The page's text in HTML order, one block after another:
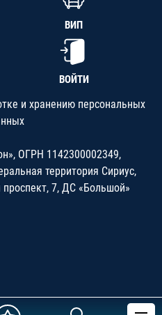
ВИП
ВОЙТИ
и хранению персональных
ОГРН 1142300002349,
территория Сириус,
7, ДС «Большой»